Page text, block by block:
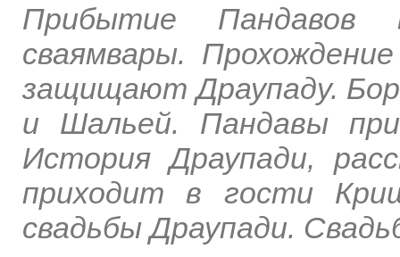
Прибытие Пандавов
сваямвары.
защищают Драупаду.
и Шальей. Пандавы
История Драупади,
приходит в гости
свадьбы Драупади.